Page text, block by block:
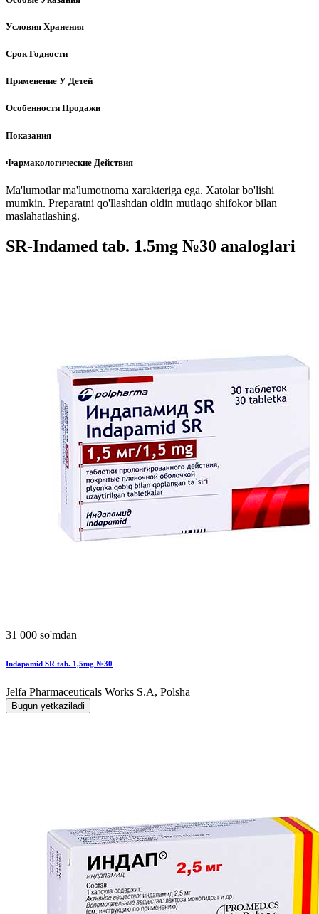
Условия Хранения
Срок Годности
Применение У Детей
Особенности Продажи
Показания
Фармакологические Действия
Ma'lumotlar ma'lumotnoma xarakteriga ega. Xatolar bo'lishi
mumkin. Preparatni qo'llashdan oldin mutlaqo shifokor bilan
maslahatlashing.
SR-Indamed tab. 1.5mg №30 analoglari
31 000 so'mdan
Indapamid SR tab. 1,5mg №30
Jelfa Pharmaceuticals Works S.A, Polsha
Bugun yetkaziladi